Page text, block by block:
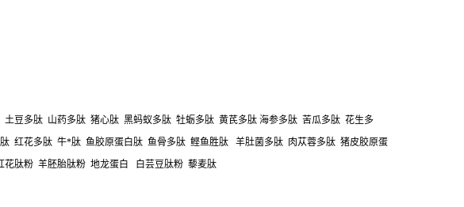
豆多肽 山药多肽 猪心肽 黑蚂蚁多肽 牡蛎多肽 黄芪多肽 海参多肽 苦瓜多肽 花生多
花多肽 牛*肽 鱼胶原蛋白肽 鱼骨多肽 鲣鱼胜肽 羊肚菌多肽 肉苁蓉多肽 猪皮胶原蛋
肽粉 羊胚胎肽粉 地龙蛋白 白芸豆肽粉 藜麦肽